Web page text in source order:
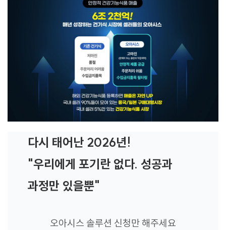
다시 태어난 2026년!
"우리에게 포기란 없다. 성공과
과정만 있을뿐"
오아시스 솔루션 신청만 해주세요